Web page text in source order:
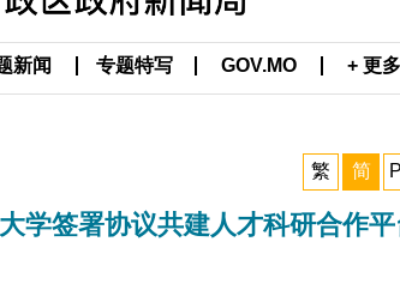
新闻 专题特写 GOV.MO + 更多
繁 简
学签署协议共建人才科研合作平